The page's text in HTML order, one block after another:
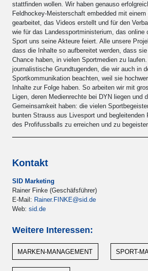
stattfinden wollen. Wir haben genauso
Feldhockey-Meisterschaft embedded mit
gearbeitet, das Videos erstellt und für den
wie für das Landessportministerium, das online
Sport uns seine Akteure feiert. Alle unsere
dass die Inhalte so aufbereitet werden, dass
Chance haben, in vielen Sportmedien zu
journalistische Grundtugenden, die wir auch in
Sportkommunikation beachten, weil sie
Inhalte zur Folge haben. So arbeiten wir mit
Ligen, deren Medienrechte bei DYN liegen und
Gemeinsamkeit haben: die vielen
bunten Strauss aus Livesport und begleitenden
des Profifussballs zu erreichen und zu
Kontakt
SID Marketing
Rainer Finke (Geschäfsführer)
E-Mail: Rainer.FINKE@sid.de
Web: sid.de
Weitere Interessen:
MARKEN-MANAGEMENT SPORT-